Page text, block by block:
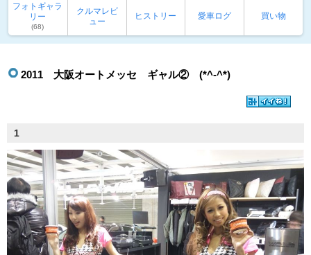
フォトギャラ
リー
(68)
クルマレビ
ュー
ヒストリー 愛車ログ 買い物
2011 大阪オートメッセ ギャル② (*^-^*)
1